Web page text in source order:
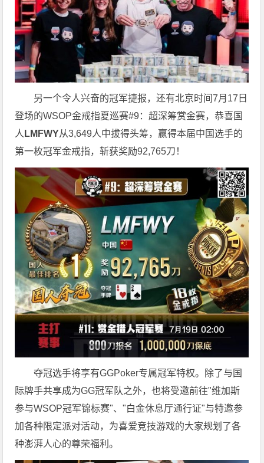
另一个令人兴奋的冠军捷报，还有北京时间7月17日
登场的WSOP金戒指夏巡赛#9：超深筹赏金赛，恭喜国
人 LMFWY从3,649人中拔得头筹，赢得本届中国选手的
第一枚冠军金戒指，斩获奖励92,765刀！
夺冠选手将享有GGPoker专属冠军特权。除了与国
际牌手共享成为GG冠军队之外，也将受邀前往"维加斯
参与WSOP冠军锦标赛"、"白金休息厅通行证"与特邀参
加各种限定派对活动，为喜爱竞技游戏的大家规划了各
种澎湃人心的尊荣福利。